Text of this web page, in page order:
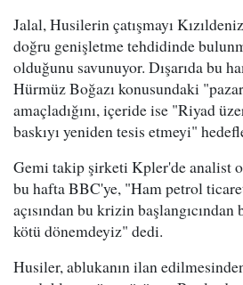
Jalal, Husilerin çatışmayı
doğru genişletme tehdidinde
olduğunu savunuyor. Dışarıda bu
Hürmüz Boğazı konusundaki
amaçladığını, içeride ise "Riyad
baskıyı yeniden tesis etmeyi"
Gemi takip şirketi Kpler'de analist
bu hafta BBC'ye, "Ham petrol
açısından bu krizin başlangıcından
kötü dönemdeyiz" dedi.
Husiler, ablukanın ilan